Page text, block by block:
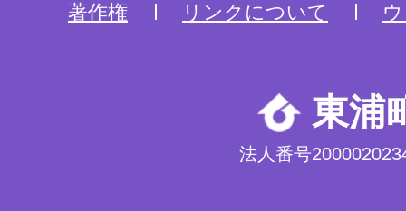
著作権
リンクについて
東浦
法人番号